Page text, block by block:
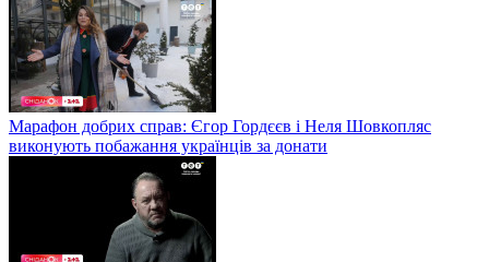
Марафон добрих справ: Єгор Гордєєв і Неля Шовкопляс
виконують побажання українців за донати